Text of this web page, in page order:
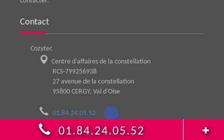
Contact
Cozytec
Centre d'affaires de la constellation
RCS-799256938
27 avenue de la constellation
95800 CERGY, Val d'Oise
01.84.24.05.52
01.84.24.05.52